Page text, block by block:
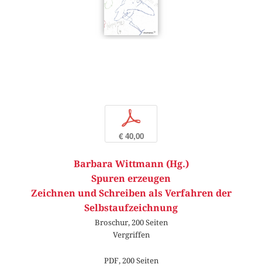
p
€ 40,00
Barbara Wittmann (Hg.)
Spuren erzeugen
Zeichnen und Schreiben als Verfahren der
Selbstaufzeichnung
Broschur, 200 Seiten
Vergriffen
PDF, 200 Seiten